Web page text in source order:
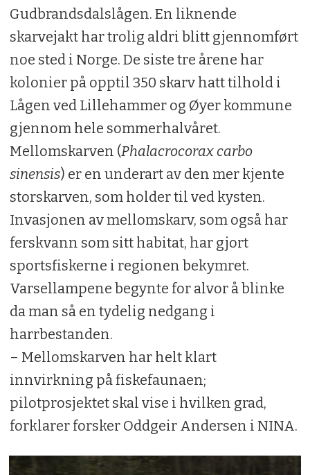
Gudbrandsdalslågen. En liknende
skarvejakt har trolig aldri blitt gjennomført
noe sted i Norge. De siste tre årene har
kolonier på opptil 350 skarv hatt tilhold i
Lågen ved Lillehammer og Øyer kommune
gjennom hele sommerhalvåret.
Mellomskarven (Phalacrocorax carbo
sinensis) er en underart av den mer kjente
storskarven, som holder til ved kysten.
Invasjonen av mellomskarv, som også har
ferskvann som sitt habitat, har gjort
sportsfiskerne i regionen bekymret.
Varsellampene begynte for alvor å blinke
da man så en tydelig nedgang i
harrbestanden.
– Mellomskarven har helt klart
innvirkning på fiskefaunaen;
pilotprosjektet skal vise i hvilken grad,
forklarer forsker Oddgeir Andersen i NINA.